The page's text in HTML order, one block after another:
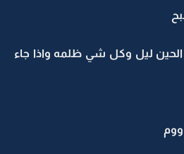
ليل وكل شي ظلمه واذا جاء